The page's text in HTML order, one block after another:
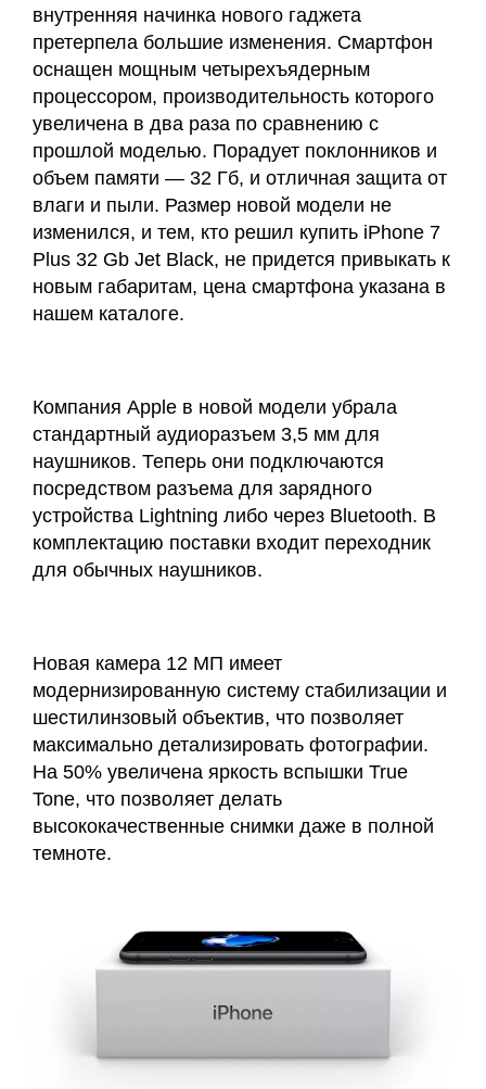
внутренняя начинка нового гаджета
претерпела большие изменения. Смартфон
оснащен мощным четырехъядерным
процессором, производительность которого
увеличена в два раза по сравнению с
прошлой моделью. Порадует поклонников и
объем памяти — 32 Гб, и отличная защита от
влаги и пыли. Размер новой модели не
изменился, и тем, кто решил купить iPhone 7
Plus 32 Gb Jet Black, не придется привыкать к
новым габаритам, цена смартфона указана в
нашем каталоге.
Компания Apple в новой модели убрала
стандартный аудиоразъем 3,5 мм для
наушников. Теперь они подключаются
посредством разъема для зарядного
устройства Lightning либо через Bluetooth. В
комплектацию поставки входит переходник
для обычных наушников.
Новая камера 12 МП имеет
модернизированную систему стабилизации и
шестилинзовый объектив, что позволяет
максимально детализировать фотографии.
На 50% увеличена яркость вспышки True
Tone, что позволяет делать
высококачественные снимки даже в полной
темноте.